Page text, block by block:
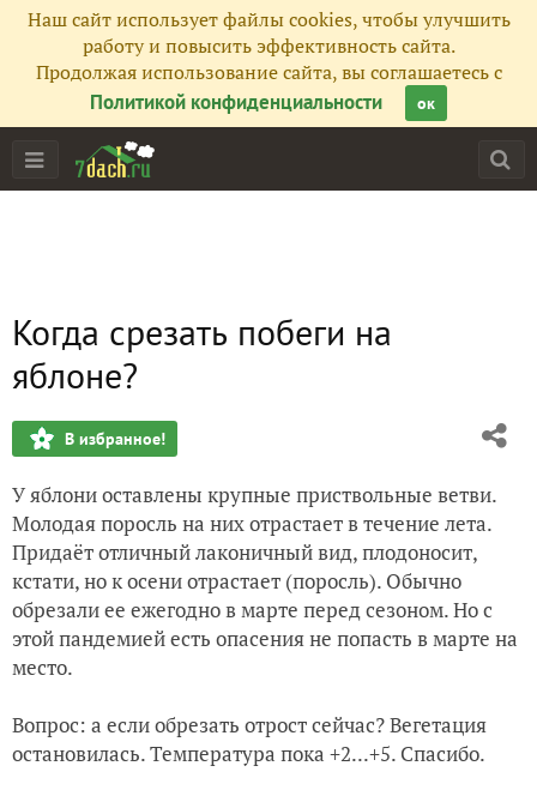
Наш сайт использует файлы cookies, чтобы улучшить
работу и повысить эффективность сайта.
Продолжая использование сайта, вы соглашаетесь с
Политикой конфиденциальности
ок
Когда срезать побеги на
яблоне?
В избранное!
У яблони оставлены крупные приствольные ветви.
Молодая поросль на них отрастает в течение лета.
Придаёт отличный лаконичный вид, плодоносит,
кстати, но к осени отрастает (поросль). Обычно
обрезали ее ежегодно в марте перед сезоном. Но с
этой пандемией есть опасения не попасть в марте на
место.
Вопрос: а если обрезать отрост сейчас? Вегетация
остановилась. Температура пока +2...+5. Спасибо.